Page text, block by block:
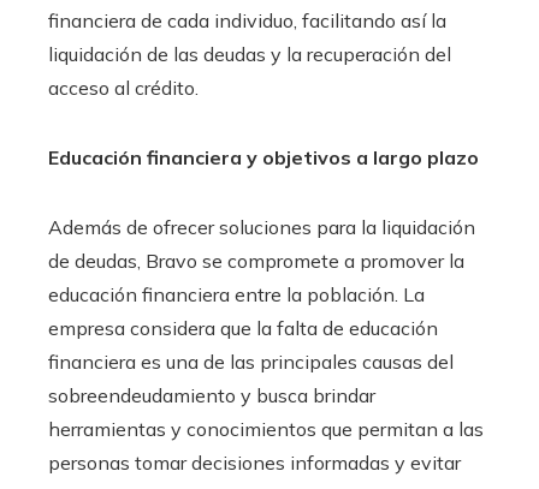
financiera de cada individuo, facilitando así la
liquidación de las deudas y la recuperación del
acceso al crédito.​
Educación financiera y objetivos a largo plazo
Además de ofrecer soluciones para la liquidación
de deudas, Bravo se compromete a promover la
educación financiera entre la población. La
empresa considera que la falta de educación
financiera es una de las principales causas del
sobreendeudamiento y busca brindar
herramientas y conocimientos que permitan a las
personas tomar decisiones informadas y evitar